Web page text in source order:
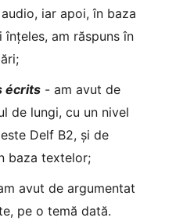
iar apoi, în baza
am răspuns în
écrits - am avut de
de lungi, cu un nivel
Delf B2, și de
baza textelor;
avut de argumentat
pe o temă dată.